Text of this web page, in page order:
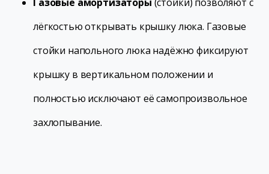
Газовые амортизаторы (стойки) позволяют с
лёгкостью открывать крышку люка. Газовые
стойки напольного люка надёжно фиксируют
крышку в вертикальном положении и
полностью исключают её самопроизвольное
захлопывание.